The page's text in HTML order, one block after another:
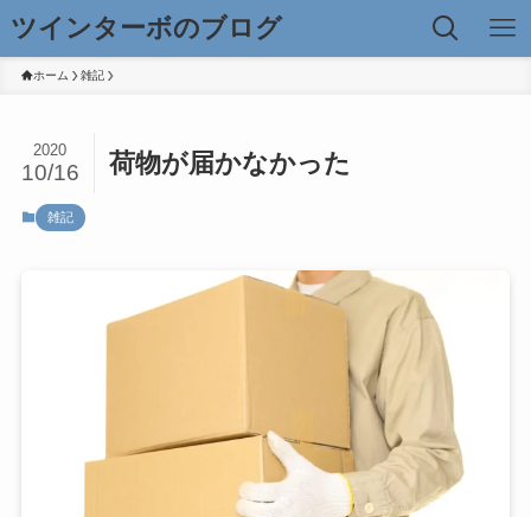
ツインターボのブログ
ホーム 雑記
荷物が届かなかった
2020
10/16
雑記